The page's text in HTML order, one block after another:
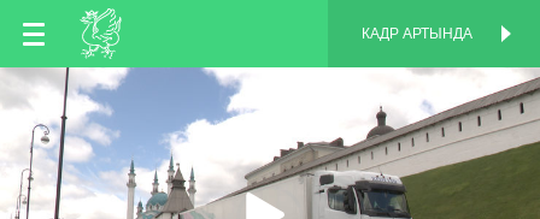
TT
RU
КАДР АРТЫНДА
КАДР АРТЫНДА